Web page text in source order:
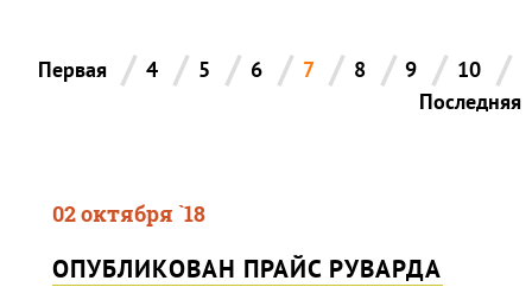
Первая / 4 / 5 / 6 / 7 / 8 / 9 / 10 /
Последняя
02 октября `18
ОПУБЛИКОВАН ПРАЙС РУВАРДА